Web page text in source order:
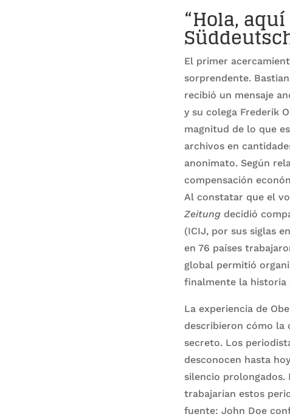
“Hola,
El primer
sorprendente.
recibió un mensaje
y su colega Frederik
magnitud de lo que
archivos en
anonimato. Según
compensación
Al constatar que el
Zeitungdecidió
(ICIJ, por sus siglas
en 76 países
global permitió
finalmente la historia
La experiencia de
describieron cómo la
secreto. Los
desconocen hasta
silencio
trabajarían estos
fuente: John Doe